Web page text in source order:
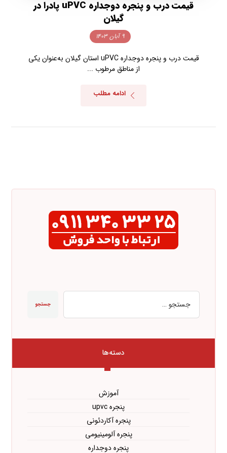
قیمت درب و پنجره دوجداره uPVC پادرا در
گیلان
۹ آبان ۱۴۰۳
قیمت درب و پنجره دوجداره uPVC استان گیلان به‌عنوان یکی
از مناطق مرطوب ...
ادامه مطلب
جستجو
دسته‌ها
آموزش
پنجره upvc
پنجره آکاردئونی
پنجره آلومینیومی
پنجره دوجداره